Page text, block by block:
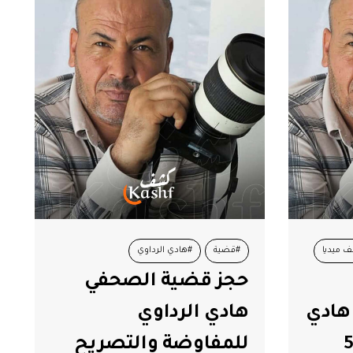
ميديا
الرداوي يمثل يوم 5
#قضية #هادي الرداوي
حجز قضية الصحفي
هادي الرداوي
للمفاوضة والتصريح